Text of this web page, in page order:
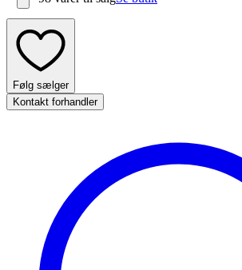
Følg sælger
Kontakt forhandler